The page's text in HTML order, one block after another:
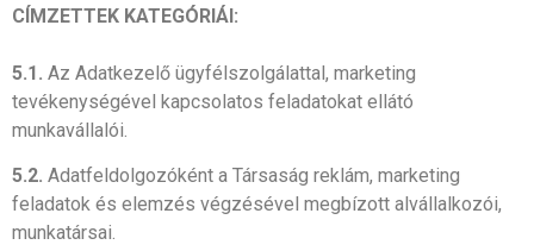
CÍMZETTEK KATEGÓRIÁI:
5.1. Az Adatkezelő ügyfélszolgálattal, marketing
tevékenységével kapcsolatos feladatokat ellátó
munkavállalói.
5.2. Adatfeldolgozóként a Társaság reklám, marketing
feladatok és elemzés végzésével megbízott alvállalkozói,
munkatársai.